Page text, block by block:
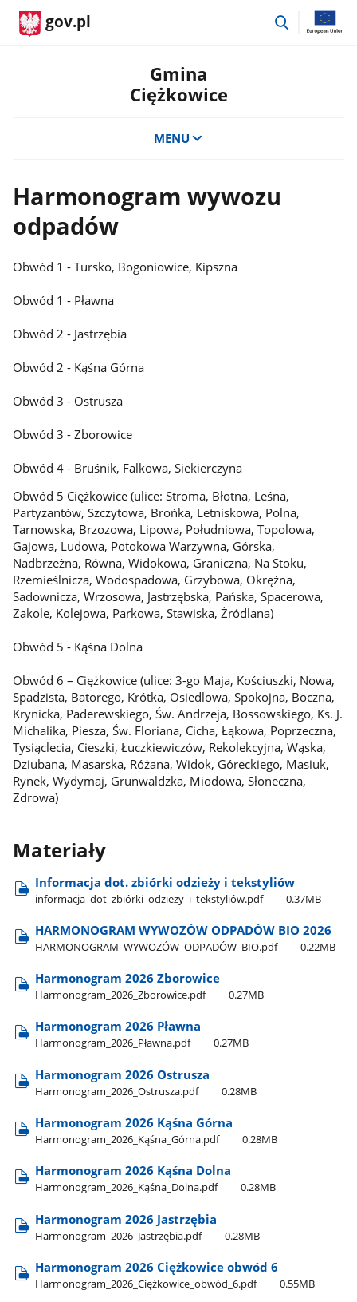
gov.pl
przejdź
Gmina
Ciężkowice
MENU
Harmonogram wywozu
odpadów
Obwód 1 - Tursko, Bogoniowice, Kipszna
Obwód 1 - Pławna
Obwód 2 - Jastrzębia
Obwód 2 - Kąśna Górna
Obwód 3 - Ostrusza
Obwód 3 - Zborowice
Obwód 4 - Bruśnik, Falkowa, Siekierczyna
Obwód 5 Ciężkowice (ulice: Stroma, Błotna, Leśna,
Partyzantów, Szczytowa, Brońka, Letniskowa, Polna,
Tarnowska, Brzozowa, Lipowa, Południowa, Topolowa,
Gajowa, Ludowa, Potokowa Warzywna, Górska,
Nadbrzeżna, Równa, Widokowa, Graniczna, Na Stoku,
Rzemieślnicza, Wodospadowa, Grzybowa, Okrężna,
Sadownicza, Wrzosowa, Jastrzębska, Pańska, Spacerowa,
Zakole, Kolejowa, Parkowa, Stawiska, Żródlana)
Obwód 5 - Kąśna Dolna
Obwód 6 – Ciężkowice (ulice: 3-go Maja, Kościuszki, Nowa,
Spadzista, Batorego, Krótka, Osiedlowa, Spokojna, Boczna,
Krynicka, Paderewskiego, Św. Andrzeja, Bossowskiego, Ks. J.
Michalika, Piesza, Św. Floriana, Cicha, Łąkowa, Poprzeczna,
Tysiąclecia, Cieszki, Łuczkiewiczów, Rekolekcyjna, Wąska,
Dziubana, Masarska, Różana, Widok, Góreckiego, Masiuk,
Rynek, Wydymaj, Grunwaldzka, Miodowa, Słoneczna,
Zdrowa)
Materiały
Informacja dot. zbiórki odzieży i tekstyliów
informacja​_dot​_zbiórki​_odzieży​_i​_tekstyliów.pdf 0.37MB
HARMONOGRAM WYWOZÓW ODPADÓW BIO 2026
HARMONOGRAM​_WYWOZÓW​_ODPADÓW​_BIO.pdf 0.22MB
Harmonogram 2026 Zborowice
Harmonogram​_2026​_Zborowice.pdf 0.27MB
Harmonogram 2026 Pławna
Harmonogram​_2026​_Pławna.pdf 0.27MB
Harmonogram 2026 Ostrusza
Harmonogram​_2026​_Ostrusza.pdf 0.28MB
Harmonogram 2026 Kąśna Górna
Harmonogram​_2026​_Kąśna​_Górna.pdf 0.28MB
Harmonogram 2026 Kąśna Dolna
Harmonogram​_2026​_Kąśna​_Dolna.pdf 0.28MB
Harmonogram 2026 Jastrzębia
Harmonogram​_2026​_Jastrzębia.pdf 0.28MB
Harmonogram 2026 Ciężkowice obwód 6
Harmonogram​_2026​_Ciężkowice​_obwód​_6.pdf 0.55MB